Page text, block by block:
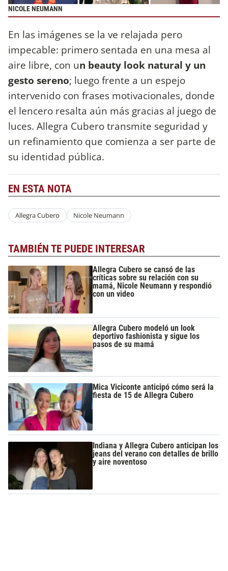
NICOLE NEUMANN
En las imágenes se la ve relajada pero
impecable: primero sentada en una mesa al
aire libre, con un beauty look natural y un
gesto sereno; luego frente a un espejo
intervenido con frases motivacionales, donde
el lencero resalta aún más gracias al juego de
luces. Allegra Cubero transmite seguridad y
un refinamiento que comienza a ser parte de
su identidad pública.
EN ESTA NOTA
Allegra Cubero Nicole Neumann
TAMBIÉN TE PUEDE INTERESAR
Allegra Cubero se cansó de las
críticas sobre su relación con su
mamá, Nicole Neumann y respondió
con un video
Allegra Cubero modeló un look
deportivo fashionista y sigue los
pasos de su mamá
Mica Viciconte anticipó cómo será la
fiesta de 15 de Allegra Cubero
Indiana y Allegra Cubero anticipan los
jeans del verano con detalles de brillo
y aire noventoso